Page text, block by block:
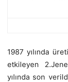
1987 yılında
etkileyen
yılında son